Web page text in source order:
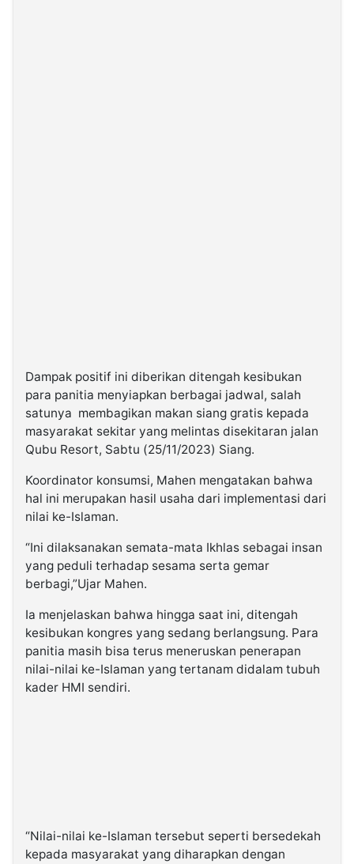
Dampak positif ini diberikan ditengah kesibukan
para panitia menyiapkan berbagai jadwal, salah
satunya membagikan makan siang gratis kepada
masyarakat sekitar yang melintas disekitaran jalan
Qubu Resort, Sabtu (25/11/2023) Siang.
Koordinator konsumsi, Mahen mengatakan bahwa
hal ini merupakan hasil usaha dari implementasi dari
nilai ke-Islaman.
“Ini dilaksanakan semata-mata Ikhlas sebagai insan
yang peduli terhadap sesama serta gemar
berbagi,”Ujar Mahen.
Ia menjelaskan bahwa hingga saat ini, ditengah
kesibukan kongres yang sedang berlangsung. Para
panitia masih bisa terus meneruskan penerapan
nilai-nilai ke-Islaman yang tertanam didalam tubuh
kader HMI sendiri.
“Nilai-nilai ke-Islaman tersebut seperti bersedekah
kepada masyarakat yang diharapkan dengan